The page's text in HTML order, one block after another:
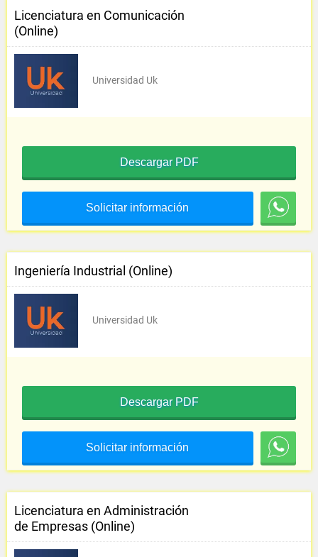
Licenciatura en Comunicación
(Online)
Universidad Uk
Descargar PDF
Solicitar información
Ingeniería Industrial (Online)
Universidad Uk
Descargar PDF
Solicitar información
Licenciatura en Administración
de Empresas (Online)